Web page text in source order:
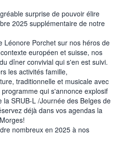
surprise de pouvoir élire
2025 supplémentaire de notre
Léonore Porchet sur nos héros de
européen et suisse, nos
dîner convivial qui s'en est suivi.
les activités famille,
traditionnelle et musicale avec
qui s'annonce explosif
SRUB-L /Journée des Belges de
déjà dans vos agendas la
nombreux en 2025 à nos